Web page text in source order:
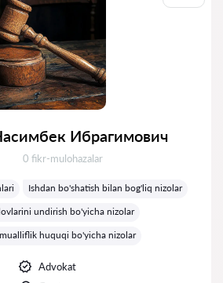
Ибрагимович
Fikrlar:
0 fikr-mulohazalar
Ishdan bo'shatish bilan bog'liq nizolar
undirish bo'yicha nizolar
huquqi bo'yicha nizolar
Advokat